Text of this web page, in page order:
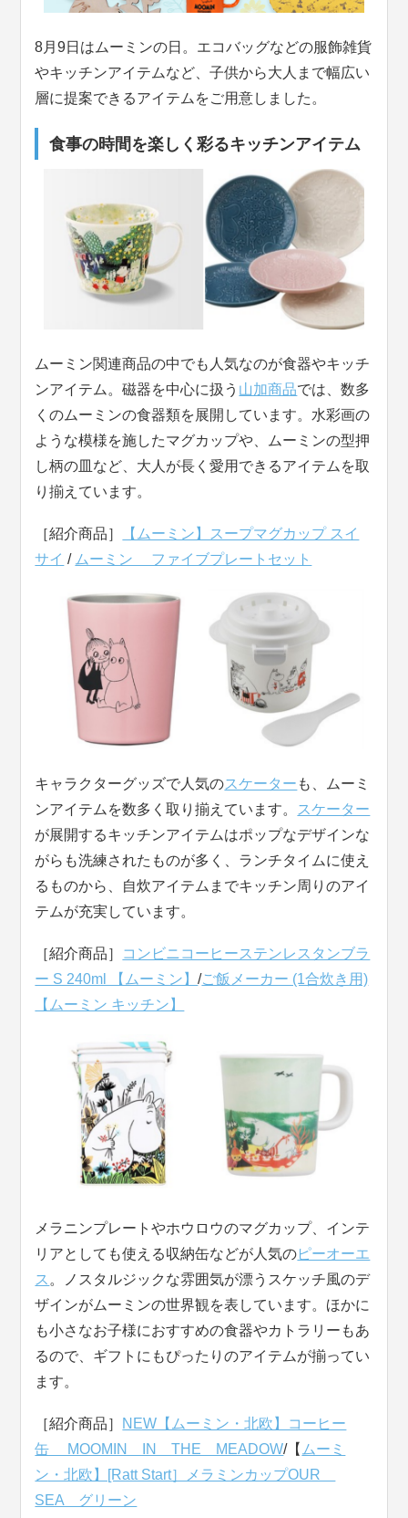
8月9日はムーミンの日。エコバッグなどの服飾雑貨
やキッチンアイテムなど、子供から大人まで幅広い
層に提案できるアイテムをご用意しました。
食事の時間を楽しく彩るキッチンアイテム
ムーミン関連商品の中でも人気なのが食器やキッチ
ンアイテム。磁器を中心に扱う 山加商品では、数多
くのムーミンの食器類を展開しています。水彩画の
ような模様を施したマグカップや、ムーミンの型押
し柄の皿など、大人が長く愛用できるアイテムを取
り揃えています。
［紹介商品］
【ムーミン】スープマグカップ スイ
サイ / ムーミン ファイブプレートセット
キャラクターグッズで人気のスケーター も、ムーミ
ンアイテムを数多く取り揃えています。 スケーター
が展開するキッチンアイテムはポップなデザインな
がらも洗練されたものが多く、ランチタイムに使え
るものから、自炊アイテムまでキッチン周りのアイ
テムが充実しています。
［紹介商品］ コンビニコーヒーステンレスタンブラ
ー S 240ml 【ムーミン】/ご飯メーカー (1合炊き用)
【ムーミン キッチン】
メラニンプレートやホウロウのマグカップ、インテ
リアとしても使える収納缶などが人気のピーオーエ
ス 。ノスタルジックな雰囲気が漂うスケッチ風のデ
ザインがムーミンの世界観を表しています。ほかに
も小さなお子様におすすめの食器やカトラリーもあ
るので、ギフトにもぴったりのアイテムが揃ってい
ます。
［紹介商品］ NEW【ムーミン・北欧】コーヒー
缶 MOOMIN IN THE MEADOW/【 ムーミ
ン・北欧】[Ratt Start］メラミンカップOUR
SEA グリーン